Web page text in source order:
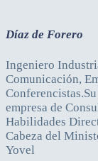
Díaz de Forero
Ingeniero
Comunicación,
empresa de
Habilidades
Cabeza del
Yovel